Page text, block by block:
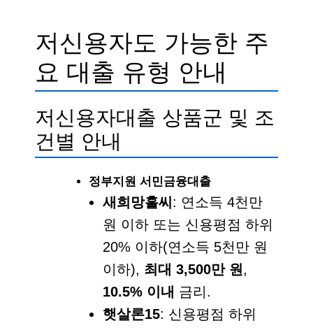
저신용자도 가능한 주
요 대출 유형 안내
저신용자대출 상품군 및 조
건별 안내
정부지원 서민금융대출
새희망홀씨 : 연소득 4천만
원 이하 또는 신용평점 하위
20% 이하(연소득 5천만 원
이하), 최대 3,500만 원 ,
10.5% 이내 금리.
햇살론15: 신용평점 하위